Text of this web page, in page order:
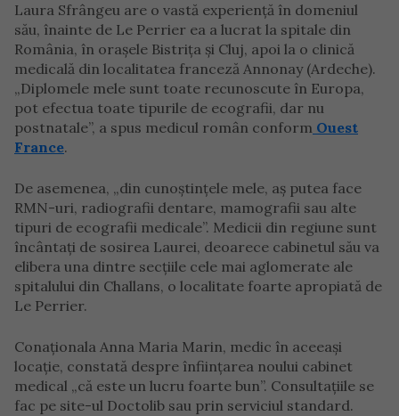
Laura Sfrângeu are o vastă experiență în domeniul
său, înainte de Le Perrier ea a lucrat la spitale din
România, în orașele Bistrița și Cluj, apoi la o clinică
medicală din localitatea franceză Annonay (Ardeche).
„Diplomele mele sunt toate recunoscute în Europa,
pot efectua toate tipurile de ecografii, dar nu
postnatale”, a spus medicul român conform Ouest
France.
De asemenea, „din cunoștințele mele, aș putea face
RMN-uri, radiografii dentare, mamografii sau alte
tipuri de ecografii medicale”. Medicii din regiune sunt
încântați de sosirea Laurei, deoarece cabinetul său va
elibera una dintre secțiile cele mai aglomerate ale
spitalului din Challans, o localitate foarte apropiată de
Le Perrier.
Conaționala Anna Maria Marin, medic în aceeași
locație, constată despre înființarea noului cabinet
medical „că este un lucru foarte bun”. Consultațiile se
fac pe site-ul Doctolib sau prin serviciul standard.